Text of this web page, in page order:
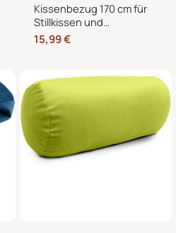
Kissenbezug 170 cm für
Stillkissen und
Seitenschläferkissen –
weicher Ersatzbezug mit
15,99€